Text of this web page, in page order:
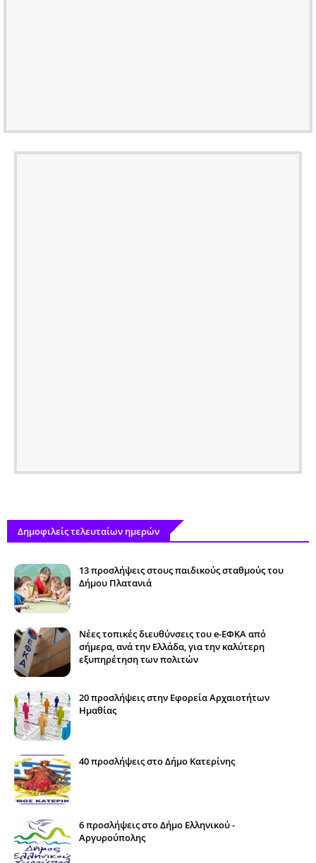
Δημοφιλείς τελευταίων ημερών
13 προσλήψεις στους παιδικούς σταθμούς του
Δήμου Πλατανιά
Νέες τοπικές διευθύνσεις του e-ΕΦΚΑ από
σήμερα, ανά την Ελλάδα, για την καλύτερη
εξυπηρέτηση των πολιτών
20 προσλήψεις στην Εφορεία Αρχαιοτήτων
Ημαθίας
40 προσλήψεις στο Δήμο Κατερίνης
6 προσλήψεις στο Δήμο Ελληνικού -
Αργυρούπολης